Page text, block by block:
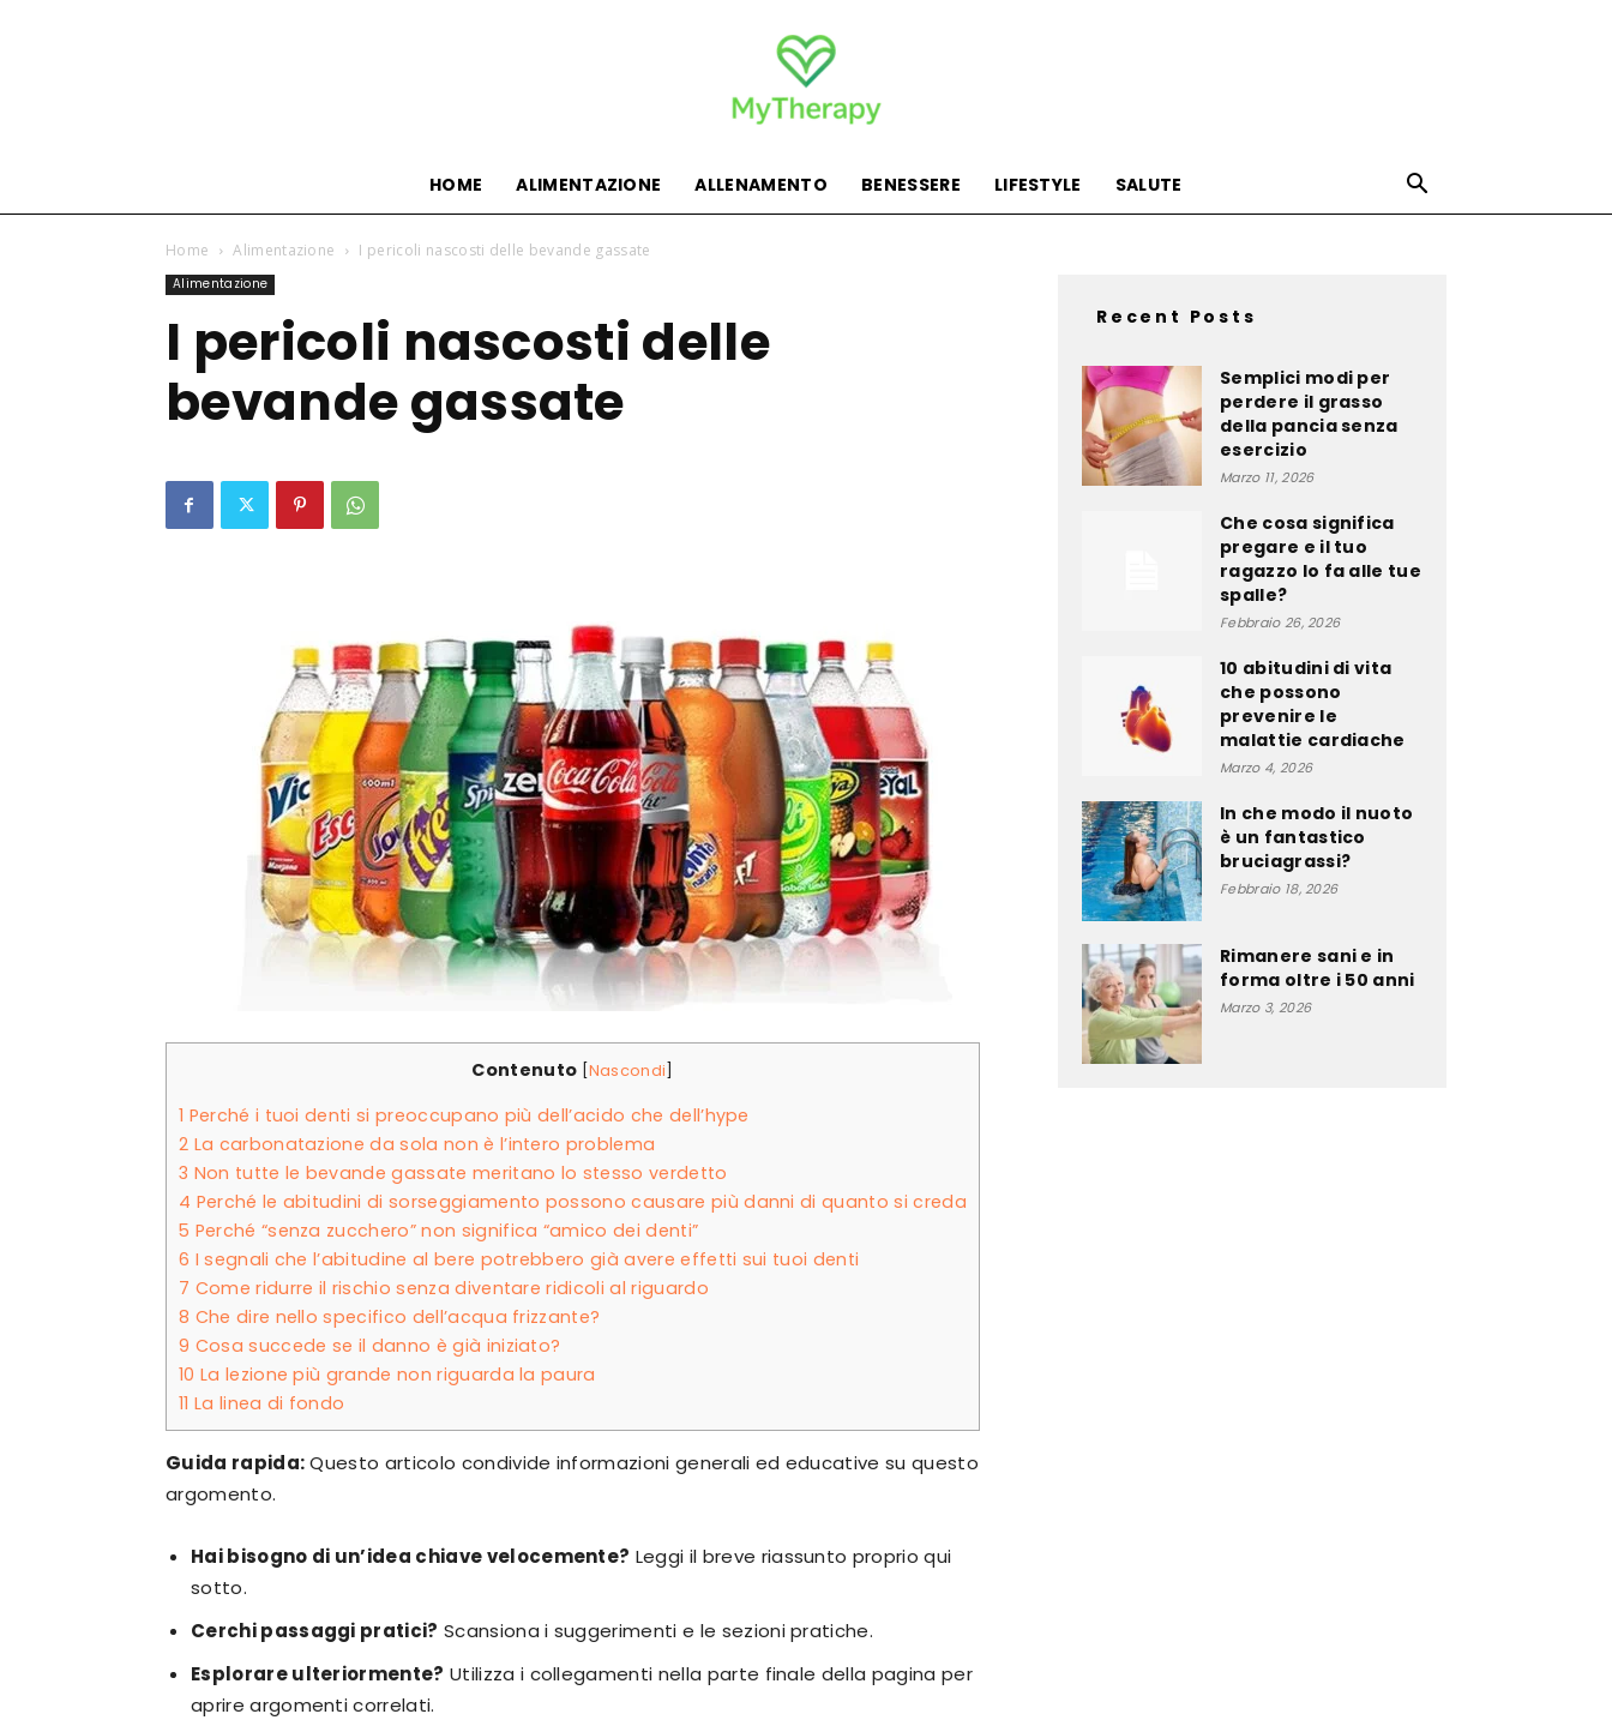
HOME ALIMENTAZIONE ALLENAMENTO BENESSERE LIFESTYLE SALUTE
Home Alimentazione I pericoli nascosti delle bevande gassate
Alimentazione
I pericoli nascosti delle
bevande gassate
Contenuto Nascondi
1 Perché i tuoi denti si preoccupano più dell’acido che dell’hype
2 La carbonatazione da sola non è l’intero problema
3 Non tutte le bevande gassate meritano lo stesso verdetto
4 Perché le abitudini di sorseggiamento possono causare più danni di quanto si creda
5 Perché “senza zucchero” non significa “amico dei denti”
6 I segnali che l’abitudine al bere potrebbero già avere effetti sui tuoi denti
7 Come ridurre il rischio senza diventare ridicoli al riguardo
8 Che dire nello specifico dell’acqua frizzante?
9 Cosa succede se il danno è già iniziato?
10 La lezione più grande non riguarda la paura
11 La linea di fondo
Guida rapida:Questo articolo condivide informazioni generali ed educative su questo
argomento.
Hai bisogno di un’idea chiave velocemente? Leggi il breve riassunto proprio qui
sotto.
Cerchi passaggi pratici? Scansiona i suggerimenti e le sezioni pratiche.
Esplorare ulteriormente? Utilizza i collegamenti nella parte finale della pagina per
aprire argomenti correlati.
Recent Posts
Semplici modi per
perdere il grasso
della pancia senza
esercizio
Marzo 11, 2026
Che cosa significa
pregare e il tuo
ragazzo lo fa alle tue
spalle?
Febbraio 26, 2026
10 abitudini di vita
che possono
prevenire le
malattie cardiache
Marzo 4, 2026
In che modo il nuoto
è un fantastico
bruciagrassi?
Febbraio 18, 2026
Rimanere sani e in
forma oltre i 50 anni
Marzo 3, 2026